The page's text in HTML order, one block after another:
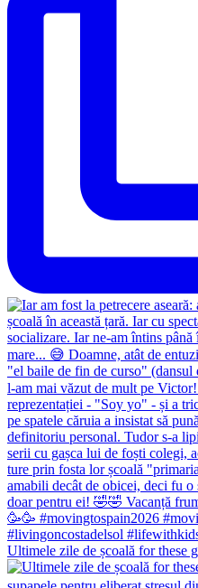
Ultimele zile de școală for these